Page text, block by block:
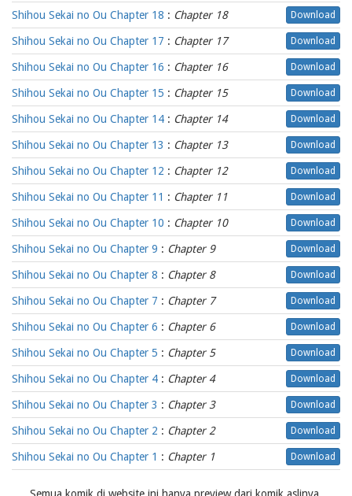
Shihou Sekai no Ou Chapter 18 : Chapter 18 Download
Shihou Sekai no Ou Chapter 17 : Chapter 17 Download
Shihou Sekai no Ou Chapter 16 : Chapter 16 Download
Shihou Sekai no Ou Chapter 15 : Chapter 15 Download
Shihou Sekai no Ou Chapter 14 : Chapter 14 Download
Shihou Sekai no Ou Chapter 13 : Chapter 13 Download
Shihou Sekai no Ou Chapter 12 : Chapter 12 Download
Shihou Sekai no Ou Chapter 11 : Chapter 11 Download
Shihou Sekai no Ou Chapter 10 : Chapter 10 Download
Shihou Sekai no Ou Chapter 9 : Chapter 9 Download
Shihou Sekai no Ou Chapter 8 : Chapter 8 Download
Shihou Sekai no Ou Chapter 7 : Chapter 7 Download
Shihou Sekai no Ou Chapter 6 : Chapter 6 Download
Shihou Sekai no Ou Chapter 5 : Chapter 5 Download
Shihou Sekai no Ou Chapter 4 : Chapter 4 Download
Shihou Sekai no Ou Chapter 3 : Chapter 3 Download
Shihou Sekai no Ou Chapter 2 : Chapter 2 Download
Shihou Sekai no Ou Chapter 1 : Chapter 1 Download